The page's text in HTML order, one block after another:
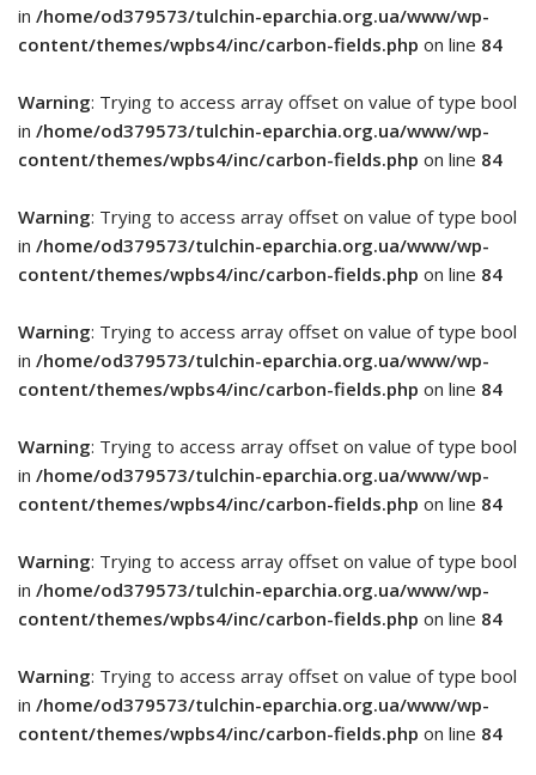
in /home/od379573/tulchin-eparchia.org.ua/www/wp-
content/themes/wpbs4/inc/carbon-fields.php on line 84
Warning: Trying to access array offset on value of type bool
in /home/od379573/tulchin-eparchia.org.ua/www/wp-
content/themes/wpbs4/inc/carbon-fields.php on line 84
Warning: Trying to access array offset on value of type bool
in /home/od379573/tulchin-eparchia.org.ua/www/wp-
content/themes/wpbs4/inc/carbon-fields.php on line 84
Warning: Trying to access array offset on value of type bool
in /home/od379573/tulchin-eparchia.org.ua/www/wp-
content/themes/wpbs4/inc/carbon-fields.php on line 84
Warning: Trying to access array offset on value of type bool
in /home/od379573/tulchin-eparchia.org.ua/www/wp-
content/themes/wpbs4/inc/carbon-fields.php on line 84
Warning: Trying to access array offset on value of type bool
in /home/od379573/tulchin-eparchia.org.ua/www/wp-
content/themes/wpbs4/inc/carbon-fields.php on line 84
Warning: Trying to access array offset on value of type bool
in /home/od379573/tulchin-eparchia.org.ua/www/wp-
content/themes/wpbs4/inc/carbon-fields.php on line 84